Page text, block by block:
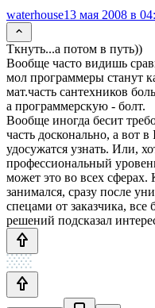
waterhouse13 мая 2008 в
Ткнуть...а потом в путь))
Вообще часто видишь
мол программеры станут
мат.часть сантехников
а программерскую - болт.
Вообще иногда бесит
часть досконально, а вот
удосужатся узнать. Или,
профессиональный
может это во всех сферах.
занимался, сразу после
спецами от заказчика,
решений подсказал